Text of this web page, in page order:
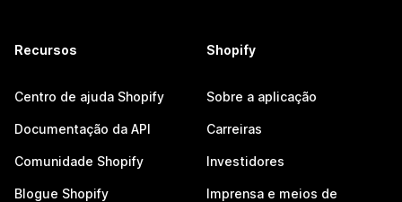
Recursos
Centro de ajuda Shopify
Documentação da API
Comunidade Shopify
Blogue Shopify
Shopify
Sobre a aplicação
Carreiras
Investidores
Imprensa e meios de